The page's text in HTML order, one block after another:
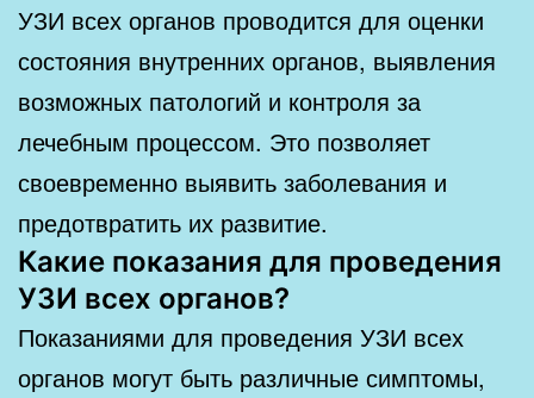
УЗИ всех органов проводится для оценки
состояния внутренних органов, выявления
возможных патологий и контроля за
лечебным процессом. Это позволяет
своевременно выявить заболевания и
предотвратить их развитие.
Какие показания для проведения
УЗИ всех органов?
Показаниями для проведения УЗИ всех
органов могут быть различные симптомы,